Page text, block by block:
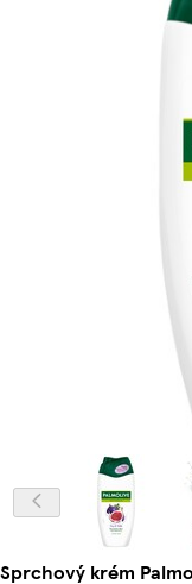
Sprchový krém